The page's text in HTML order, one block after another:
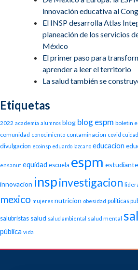
innovación educativa al
El INSP desarrolla Atlas
planeación de los servicios
México
El primer paso para
aprender a leer el territorio
La salud también se
Etiquetas
2022 academia alumnos blog blog espm boletin
comunidad conocimiento contaminacion covid
divulgacion ecoinsp eduardo lazcano educacion
ensanut equidad escuela espm
innovacion inspinvestigacion
mexico mujeres nutricion obesidad politicas
salubristas salud salud ambiental salud mental
pública vida